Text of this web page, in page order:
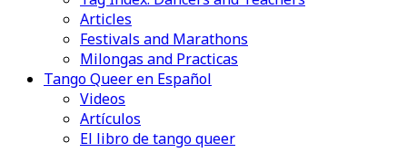
Articles
Festivals and Marathons
Milongas and Practicas
Tango Queer en Español
Videos
Artículos
El libro de tango queer